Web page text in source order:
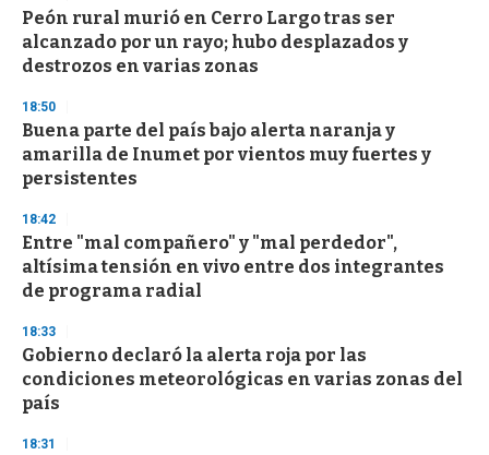
Peón rural murió en Cerro Largo tras ser
alcanzado por un rayo; hubo desplazados y
destrozos en varias zonas
18:50
Buena parte del país bajo alerta naranja y
amarilla de Inumet por vientos muy fuertes y
persistentes
18:42
Entre "mal compañero" y "mal perdedor",
altísima tensión en vivo entre dos integrantes
de programa radial
18:33
Gobierno declaró la alerta roja por las
condiciones meteorológicas en varias zonas del
país
18:31